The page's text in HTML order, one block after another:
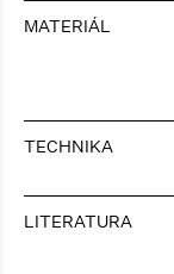
MATERIÁL
TECHNIKA
LITERATURA